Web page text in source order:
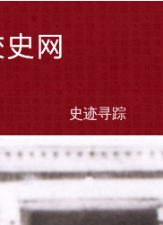
史迹寻踪